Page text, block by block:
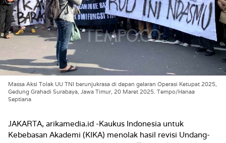
Massa Aksi Tolak UU TNI berunjukrasa di depan gelaran Operasi Ketupat 2025,
Gedung Grahadi Surabaya, Jawa Timur, 20 Maret 2025. Tempo/Hanaa
Septiana
JAKARTA, arikamedia.id -Kaukus Indonesia untuk
Kebebasan Akademi (KIKA) menolak hasil revisi Undang-